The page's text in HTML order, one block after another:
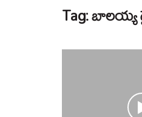
Tag:బాలయ్య